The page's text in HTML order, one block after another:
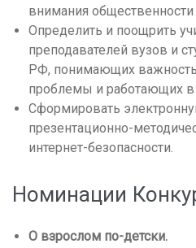
внимания общественности
Определить и поощрить
преподавателей вузов и
РФ, понимающих
проблемы и работающих в
Сформировать
презентационно-
интернет-безопасности.
Номинации
О взрослом по-детски.